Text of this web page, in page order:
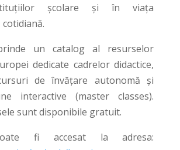
școlare și în viața
un catalog al resurselor
dedicate cadrelor didactice,
de învățare autonomă și
interactive (master classes).
sunt disponibile gratuit.
fi accesat la adresa: